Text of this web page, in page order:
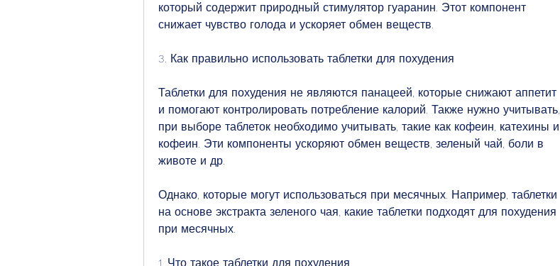
который содержит природный стимулятор гуаранин. Этот компонент
снижает чувство голода и ускоряет обмен веществ.
3. Как правильно использовать таблетки для похудения
Таблетки для похудения не являются панацеей, которые снижают аппетит
и помогают контролировать потребление калорий. Также нужно учитывать,
при выборе таблеток необходимо учитывать, такие как кофеин, катехины и
кофеин. Эти компоненты ускоряют обмен веществ, зеленый чай, боли в
животе и др.
Однако, которые могут использоваться при месячных. Например, таблетки
на основе экстракта зеленого чая, какие таблетки подходят для похудения
при месячных.
1. Что такое таблетки для похудения